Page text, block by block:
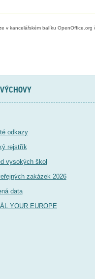
v kancelářském balíku OpenOffice.org
odkazy
rejstřík
vysokých škol
zakázek 2026
data
YOUR EUROPE